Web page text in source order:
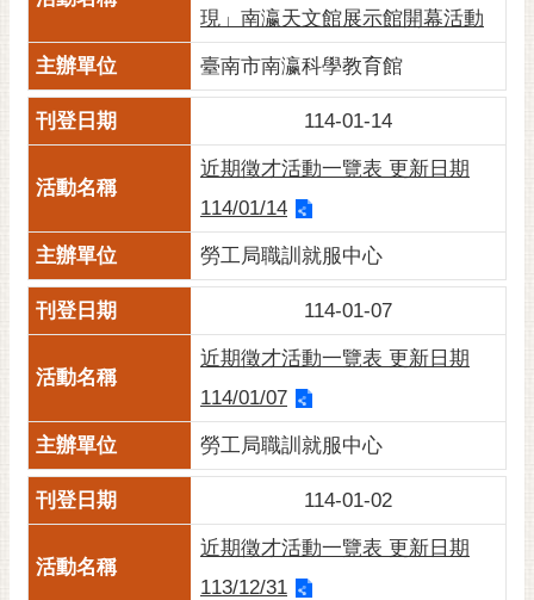
報
市
民
信
箱
English
日
本
語
私
及
安
全
現」南瀛天文館展示館開幕活動
臺南市南瀛科學教育館
114-01-14
近期徵才活動一覽表 更新日期
114/01/14
勞工局職訓就服中心
114-01-07
近期徵才活動一覽表 更新日期
114/01/07
勞工局職訓就服中心
114-01-02
近期徵才活動一覽表 更新日期
113/12/31